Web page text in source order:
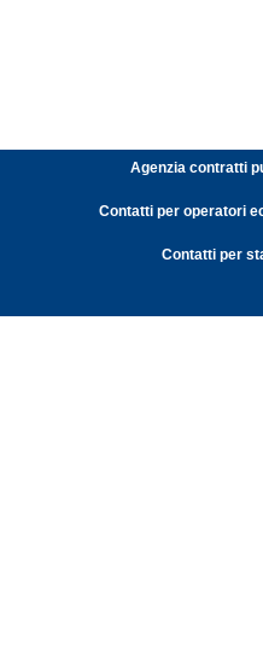
Agenzia contratti
Contatti per operatori
Contatti per